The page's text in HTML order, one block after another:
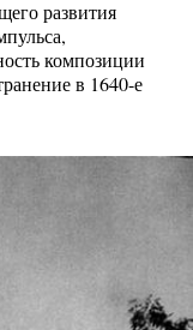
развития
композиции
в 1640-е